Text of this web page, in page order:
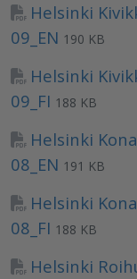
Helsinki
09_EN 190 KB
Helsinki
09_FI 188 KB
Helsinki
08_EN 191 KB
Helsinki
08_FI 188 KB
Helsinki